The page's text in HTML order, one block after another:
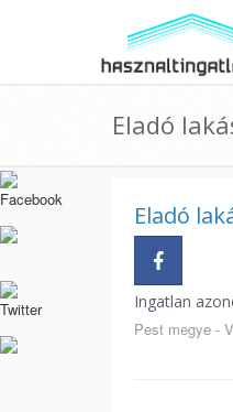
Eladó
Eladó
Ingatlan
Pest megye -